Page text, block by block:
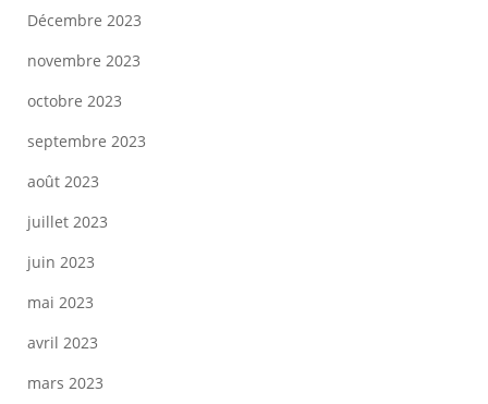
Décembre 2023
novembre 2023
octobre 2023
septembre 2023
août 2023
juillet 2023
juin 2023
mai 2023
avril 2023
mars 2023